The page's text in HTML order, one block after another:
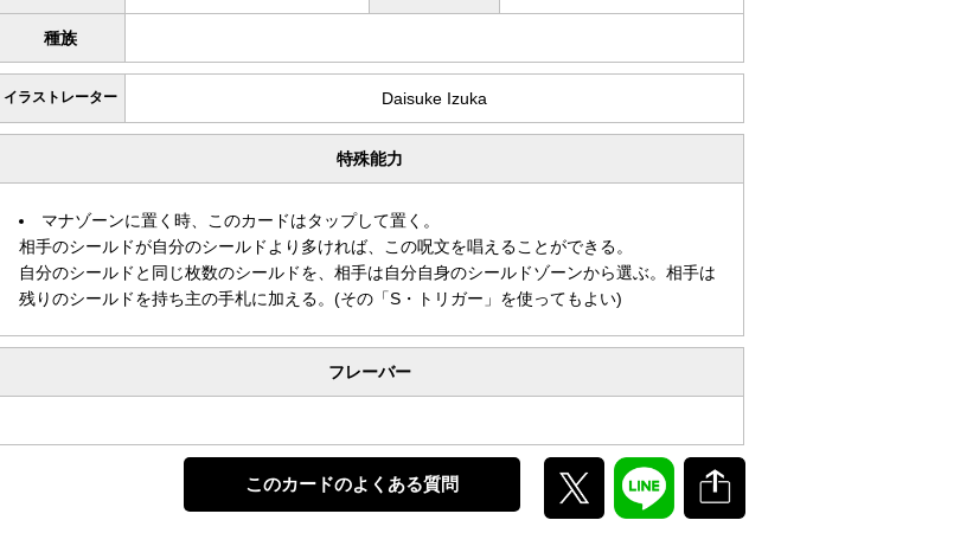
種族
イラストレーター Daisuke Izuka
特殊能力
マナゾーンに置く時、このカードはタップして置く。
相手のシールドが自分のシールドより多ければ、この呪文を唱えることができる。
自分のシールドと同じ枚数のシールドを、相手は自分自身のシールドゾーンから選ぶ。相手は
残りのシールドを持ち主の手札に加える。(その「S・トリガー」を使ってもよい)
フレーバー
このカードのよくある質問